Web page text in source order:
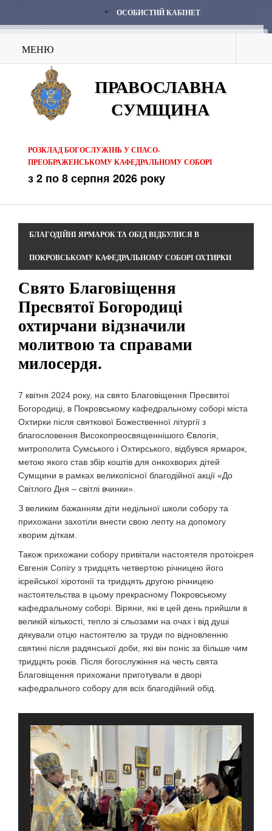
ОСОБИСТИЙ КАБІНЕТ
МЕНЮ
ПРАВОСЛАВНА
СУМЩИНА
РОЗКЛАД БОГОСЛУЖІНЬ У СПАСО-
ПРЕОБРАЖЕНСЬКОМУ КАФЕДРАЛЬНОМУ СОБОРІ
з 2 по 8 серпня 2026 року
БЛАГОДІЙНІ ЯРМАРОК ТА ОБІД ВІДБУЛИСЯ В
ПОКРОВСЬКОМУ КАФЕДРАЛЬНОМУ СОБОРІ ОХТИРКИ
Свято Благовіщення
Пресвятої Богородиці
охтирчани відзначили
молитвою та справами
милосердя.
7 квітня 2024 року, на свято Благовіщення Пресвятої
Богородиці, в Покровському кафедральному соборі міста
Охтирки після святкової Божественної літургії з
благословення Високопреосвященнішого Євлогія,
митрополита Сумського і Охтирського, відбувся ярмарок,
метою якого став збір коштів для онкохворих дітей
Сумщини в рамках великопісної благодійної акції «До
Світлого Дня – світлі вчинки».
З великим бажанням діти недільної школи собору та
прихожани захотіли внести свою лепту на допомогу
хворим діткам.
Також прихожани собору привітали настоятеля протоієрея
Євгенія Сопігу з тридцять четвертою річницею його
ієрейської хіротонії та тридцять другою річницею
настоятельства в цьому прекрасному Покровському
кафедральному соборі. Віряни, які в цей день прийшли в
великій кількості, тепло зі сльозами на очах і від душі
дякували отцю настоятелю за труди по відновленню
святині після радянської доби, які він поніс за більше чим
тридцять років. Після богослужіння на честь свята
Благовіщення прихожани приготували в дворі
кафедрального собору для всіх благодійний обід.